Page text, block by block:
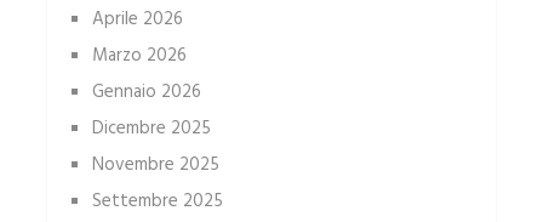
Aprile 2026
Marzo 2026
Gennaio 2026
Dicembre 2025
Novembre 2025
Settembre 2025